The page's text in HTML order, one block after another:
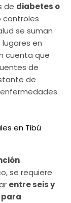
de diabetes o
controles
se suman
lugares en
cuenta que
de
de
se requiere
entre seis y
para